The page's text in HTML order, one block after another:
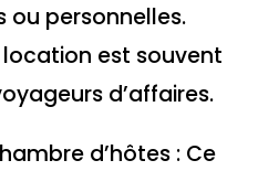
ou personnelles.
est souvent
d’affaires.
d’hôtes : Ce